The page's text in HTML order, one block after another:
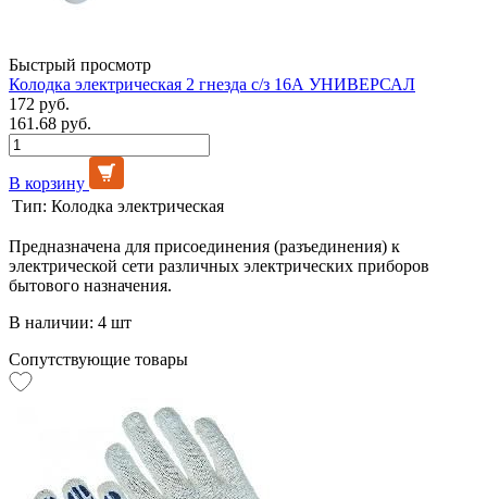
Быстрый просмотр
Колодка электрическая 2 гнезда с/з 16А УНИВЕРСАЛ
172 руб.
161.68 руб.
В корзину
Тип: Колодка электрическая
Предназначена для присоединения (разъединения) к
электрической сети различных электрических приборов
бытового назначения.
В наличии: 4 шт
Сопутствующие товары